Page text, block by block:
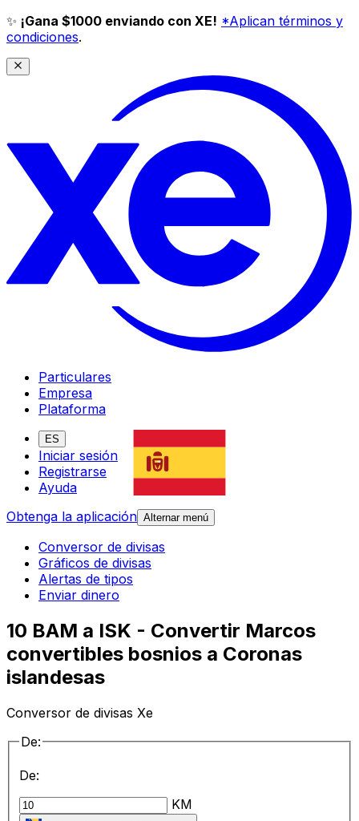
✨ ¡Gana $1000 enviando con XE! *Aplican términos y
condiciones.
Particulares
Empresa
Plataforma
ES
Iniciar sesión
Registrarse
Ayuda
Obtenga la aplicación Alternar menú
Conversor de divisas
Gráficos de divisas
Alertas de tipos
Enviar dinero
10 BAM a ISK - Convertir Marcos
convertibles bosnios a Coronas
islandesas
Conversor de divisas Xe
De:
De:
KM